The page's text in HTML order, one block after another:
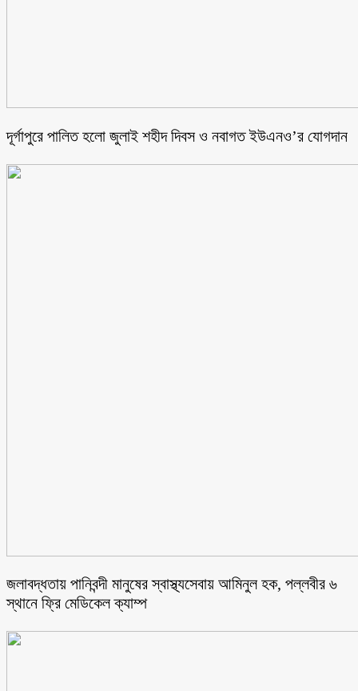
‎দূর্গাপুরে পালিত হলো জুলাই শহীদ দিবস ও নবাগত ইউএনও’র যোগদান ‎
জলাবদ্ধতায় পানিবন্দী মানুষের স্বাস্থ্যসেবায় আমিনুল হক, পল্লবীর ৬
স্থানে ফ্রি মেডিকেল ক্যাম্প